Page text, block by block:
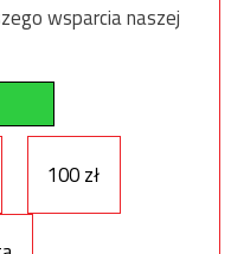
wsparcia naszej
100 zł